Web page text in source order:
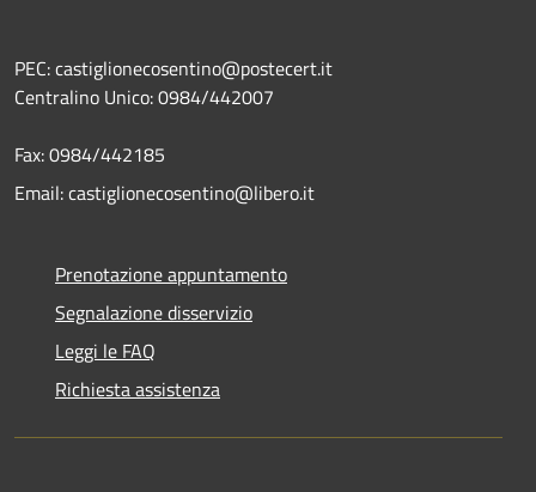
PEC: castiglionecosentino@postecert.it
Centralino Unico: 0984/442007
Fax: 0984/442185
Email: castiglionecosentino@libero.it
Prenotazione appuntamento
Segnalazione disservizio
Leggi le FAQ
Richiesta assistenza